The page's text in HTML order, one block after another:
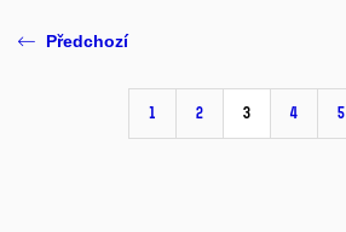
Předchozí
1 2 3 4 5